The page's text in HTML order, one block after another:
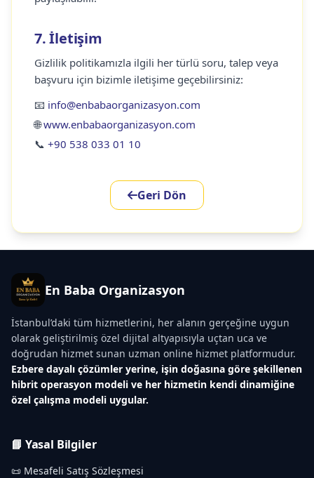
7. İletişim
Gizlilik politikamızla ilgili her türlü soru, talep veya
başvuru için bizimle iletişime geçebilirsiniz:
📧 info@enbabaorganizasyon.com
🌐www.enbabaorganizasyon.com
📞 +90 538 033 01 10
Geri Dön
En Baba Organizasyon
İstanbul’daki tüm hizmetlerini, her alanın gerçeğine uygun
olarak geliştirilmiş özel dijital altyapısıyla uçtan uca ve
doğrudan hizmet sunan uzman online hizmet platformudur.
Ezbere dayalı çözümler yerine, işin doğasına göre şekillenen
hibrit operasyon modeli ve her hizmetin kendi dinamiğine
özel çalışma modeli uygular.
📘 Yasal Bilgiler
📜 Mesafeli Satış Sözleşmesi